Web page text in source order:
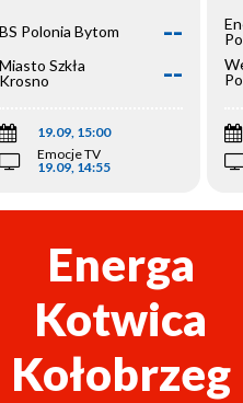
BS Polonia Bytom --
Miasto Szkła
Krosno
--
19.09, 15:00
Emocje TV
19.09, 14:55
Energa
Kotwica
Kołobrzeg